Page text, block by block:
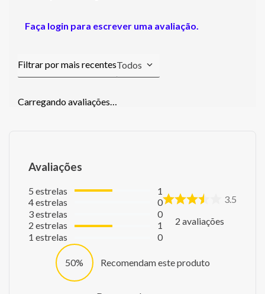
Faça login para escrever uma avaliação.
Todos
Carregando avaliações…
Avaliações
5 estrelas
4estrelas
3estrelas
2 estrelas
1 estrelas
1
0
0
1
0
3.5
2 avaliações
50% Recomendam este produto